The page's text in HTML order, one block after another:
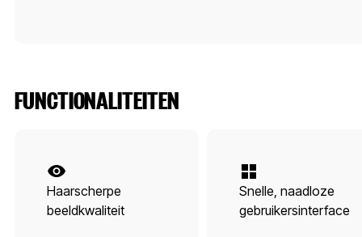
FUNCTIONALITEITEN
Haarscherpe
beeldkwaliteit
Snelle, naadloze
gebruikersinterface